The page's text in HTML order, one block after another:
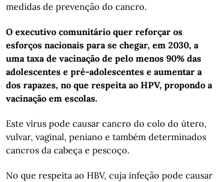
medidas de prevenção do cancro.
O executivo comunitário quer reforçar os
esforços nacionais para se chegar, em 2030, a
uma taxa de vacinação de pelo menos 90% das
adolescentes e pré-adolescentes e aumentar a
dos rapazes, no que respeita ao HPV, propondo a
vacinação em escolas.
Este vírus pode causar cancro do colo do útero,
vulvar, vaginal, peniano e também determinados
cancros da cabeça e pescoço.
No que respeita ao HBV, cuja infeção pode causar